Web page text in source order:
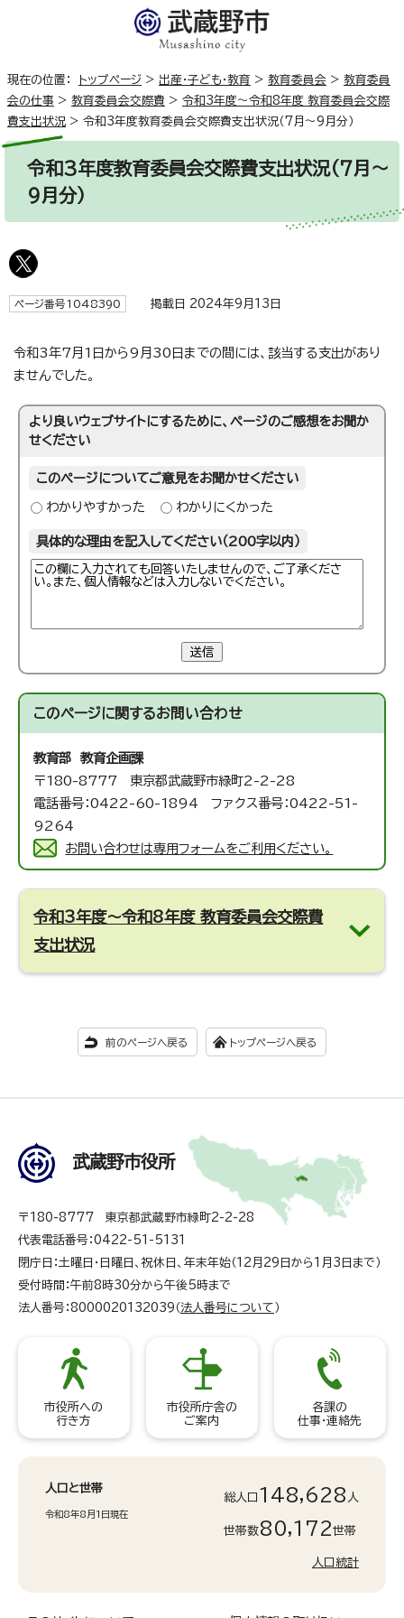
現在の位置： トップページ > 出産・子ども・教育 > 教育委員会 > 教育委員
会の仕事 > 教育委員会交際費 > 令和3年度～令和8年度 教育委員会交際
費支出状況 > 令和3年度教育委員会交際費支出状況（7月～9月分）
令和3年度教育委員会交際費支出状況（7月～
9月分）
ページ番号1048390 掲載日 2024年9月13日
令和3年7月1日から9月30日までの間には、該当する支出があり
ませんでした。
より良いウェブサイトにするために、ページのご感想をお聞か
せください
このページについてご意見をお聞かせください
わかりやすかった わかりにくかった
具体的な理由を記入してください（200字以内）
送信
このページに関するお問い合わせ
教育部 教育企画課
〒180-8777 東京都武蔵野市緑町2-2-28
電話番号：0422-60-1894 ファクス番号：0422-51-
9264
お問い合わせは専用フォームをご利用ください。
令和3年度～令和8年度 教育委員会交際費
支出状況
前のページへ戻る トップページへ戻る
武蔵野市役所
〒180-8777 東京都武蔵野市緑町2-2-28
代表電話番号：0422-51-5131
閉庁日：土曜日・日曜日、祝休日、年末年始（12月29日から1月3日まで）
受付時間：午前8時30分から午後5時まで
法人番号：8000020132039（ 法人番号について ）
市役所への
行き方
市役所庁舎の
ご案内
各課の
仕事・連絡先
人口と世帯
令和8年8月1日現在
総人口 148,628 人
世帯数80,172世帯
人口統計